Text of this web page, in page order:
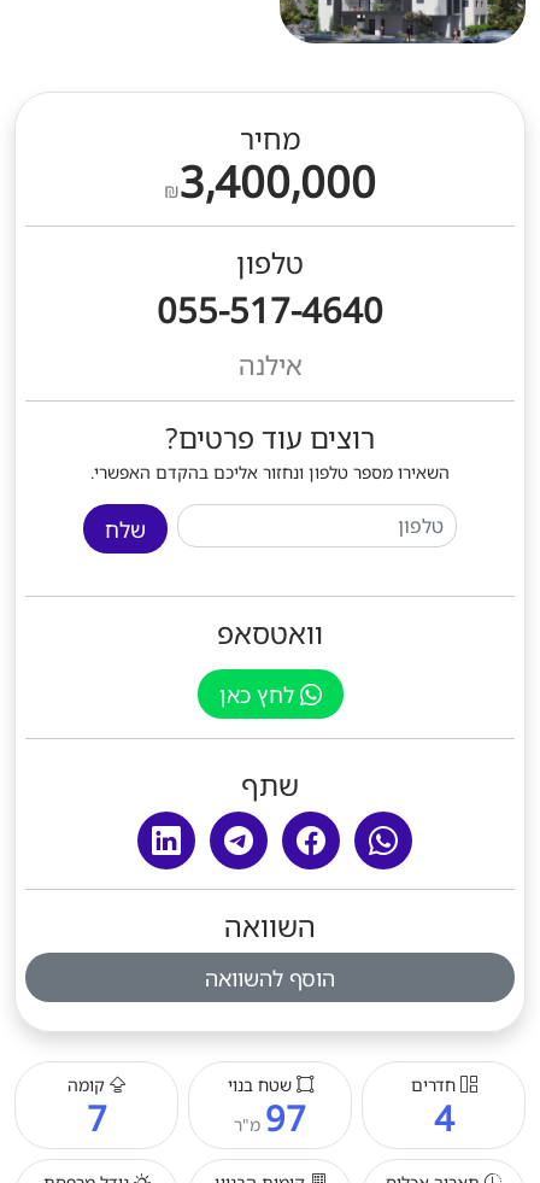
חדרים
4
שטח בנוי
97 מ"ר
קומה
7
מחיר
₪3,400,000
טלפון
055-517-4640
אילנה
רוצים עוד פרטים?
השאירו מספר טלפון ונחזור אליכם בהקדם האפשרי.
שלח
וואטסאפ
לחץ כאן
שתף
השוואה
הוסף להשוואה